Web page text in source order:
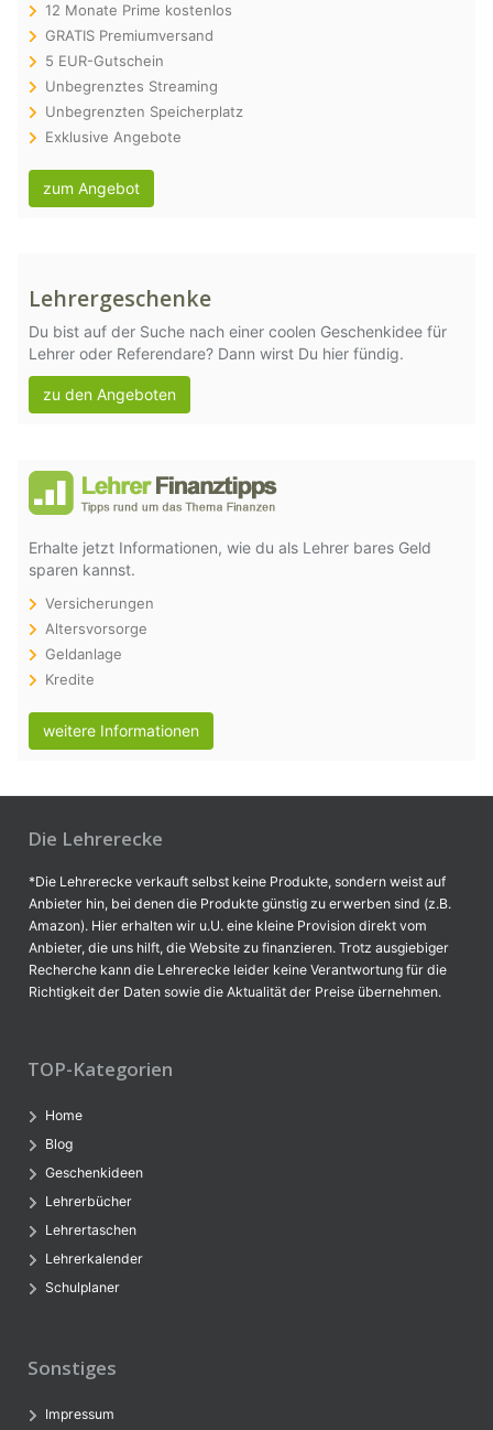
12 Monate Prime kostenlos
GRATIS Premiumversand
5 EUR-Gutschein
Unbegrenztes Streaming
Unbegrenzten Speicherplatz
Exklusive Angebote
zum Angebot
Lehrergeschenke
Du bist auf der Suche nach einer coolen Geschenkidee für
Lehrer oder Referendare? Dann wirst Du hier fündig.
zu den Angeboten
Erhalte jetzt Informationen, wie du als Lehrer bares Geld
sparen kannst.
Versicherungen
Altersvorsorge
Geldanlage
Kredite
weitere Informationen
Die Lehrerecke
*Die Lehrerecke verkauft selbst keine Produkte, sondern weist auf
Anbieter hin, bei denen die Produkte günstig zu erwerben sind (z.B.
Amazon). Hier erhalten wir u.U. eine kleine Provision direkt vom
Anbieter, die uns hilft, die Website zu finanzieren. Trotz ausgiebiger
Recherche kann die Lehrerecke leider keine Verantwortung für die
Richtigkeit der Daten sowie die Aktualität der Preise übernehmen.
TOP-Kategorien
Home
Blog
Geschenkideen
Lehrerbücher
Lehrertaschen
Lehrerkalender
Schulplaner
Sonstiges
Impressum